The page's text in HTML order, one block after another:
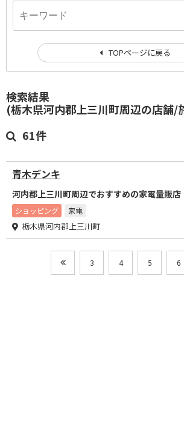
検索結果
(栃木県河内郡上三川町周辺の店舗/
61件
青木デンキ
河内郡上三川町周辺でおすすめの家電量販店
ショッピング 家電
栃木県河内郡上三川町
3 4 5 6
TOPページに戻る